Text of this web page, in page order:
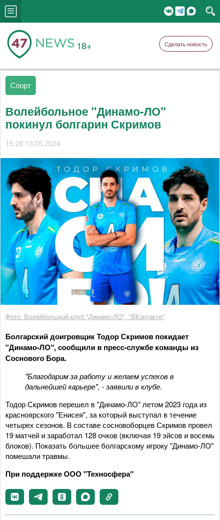
18+ Сделать новость
Спорт
Волейбольное "Динамо-ЛО"
покинул болгарин Скримов
15:28 13.05.2024
Фото: Волейбольный клуб "Динамо-ЛО", "ВКонтакте"
Болгарский доигровщик Тодор Скримов покидает
"Динамо-ЛО", сообщили в пресс-службе команды из
Соснового Бора.
"Благодарим за работу и желаем успехов в
дальнейшей карьере", - заявили в клубе.
Тодор Скримов перешел в "Динамо-ЛО" летом 2023 года из
красноярского "Енисея", за который выступал в течение
четырех сезонов. В составе сосновоборцев Скримов провел
19 матчей и заработал 128 очков (включая 19 эйсов и восемь
блоков). Показать большее болгарскому игроку "Динамо-ЛО"
помешали травмы.
При поддержке ООО "Техносфера"